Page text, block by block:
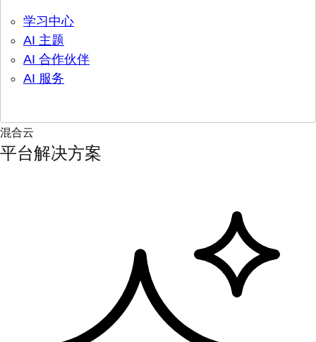
学习中心
AI 主题
AI 合作伙伴
AI 服务
混合云
平台解决方案